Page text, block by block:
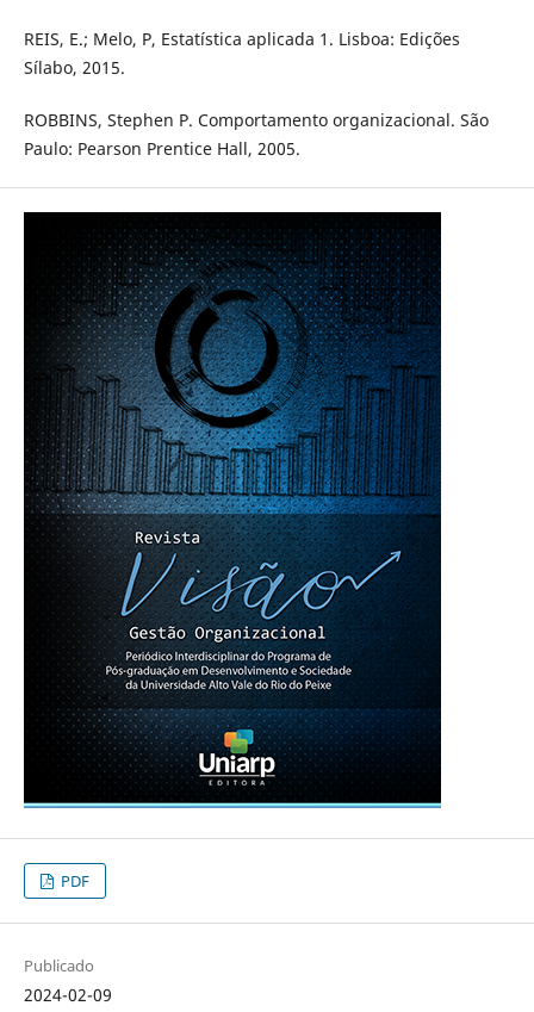
REIS, E.; Melo, P, Estatística aplicada 1. Lisboa: Edições
Sílabo, 2015.
ROBBINS, Stephen P. Comportamento organizacional. São
Paulo: Pearson Prentice Hall, 2005.
PDF
Publicado
2024-02-09